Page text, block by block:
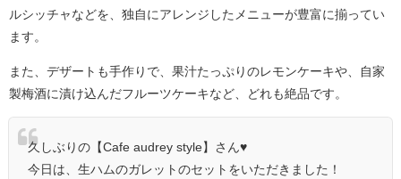
ルシッチャなどを、独自にアレンジしたメニューが豊富に揃ってい
ます。
また、デザートも手作りで、果汁たっぷりのレモンケーキや、自家
製梅酒に漬け込んだフルーツケーキなど、どれも絶品です。
久しぶりの【Cafe audrey style】さん♥
今日は、生ハムのガレットのセットをいただきました！